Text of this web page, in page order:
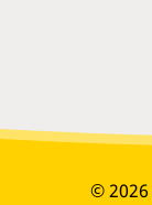
© 2026